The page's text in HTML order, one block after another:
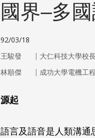
國界–多
92/03/18
王駿發 ｜ 大仁科技大學校
林順傑
｜ 成功大學電機工
源起
語言及語音是人類溝通